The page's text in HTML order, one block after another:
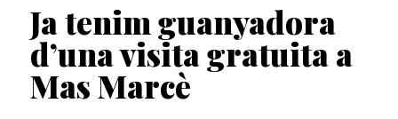
Ja tenim guanyadora
d’una visita gratuita a
Mas Marcè